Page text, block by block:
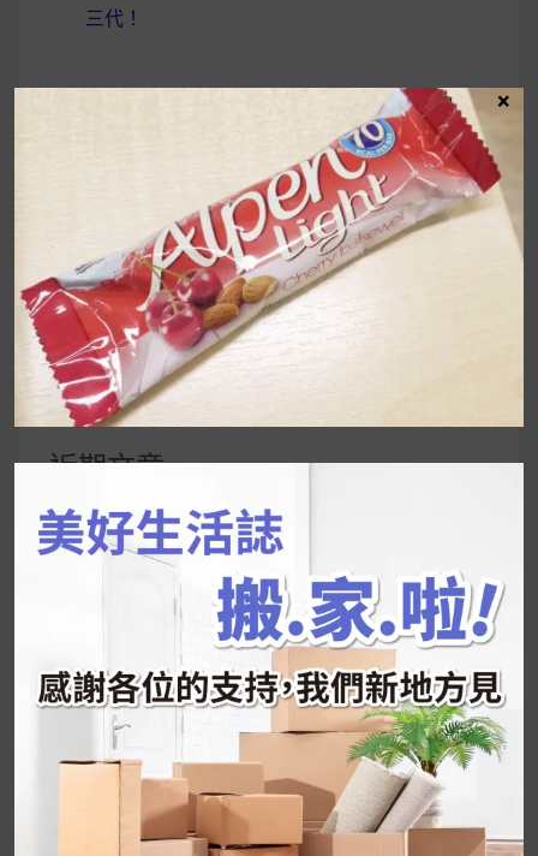
三代！
UrMart 為你打造理想生活
搜
尋
鍵
近期文章
韓國人為什麼不容易胖？
推的MZ Diet ！
好吃的蛋白點心還有好玩的運動小遊戲！今年過
年已經等不及帶這盒跟我的親戚、朋友們一起分
享～
2026 過年禮盒推薦｜五款百元健康伴手禮
停用猛健樂後會反彈嗎？作用解析＋停藥後體重
維持全攻略
公主營養師：飲食改變也是能快樂執行的！6 個
×